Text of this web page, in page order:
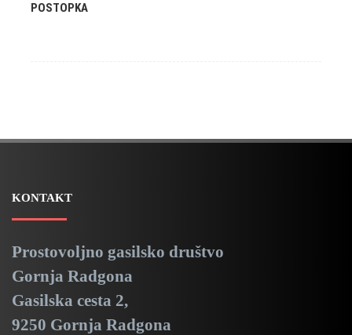
POSTOPKA
KONTAKT
Prostovoljno gasilsko društvo
Gornja Radgona
Gasilska cesta 2,
9250 Gornja Radgona